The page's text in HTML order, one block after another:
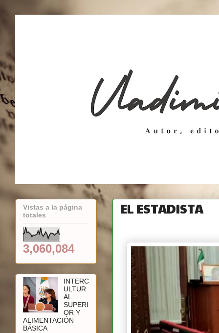
EL ESTADISTA
Vistas a la página
totales
3,060,084
INTERC
ULTUR
AL
SUPERI
OR Y
ALIMENTACIÓN
BÁSICA